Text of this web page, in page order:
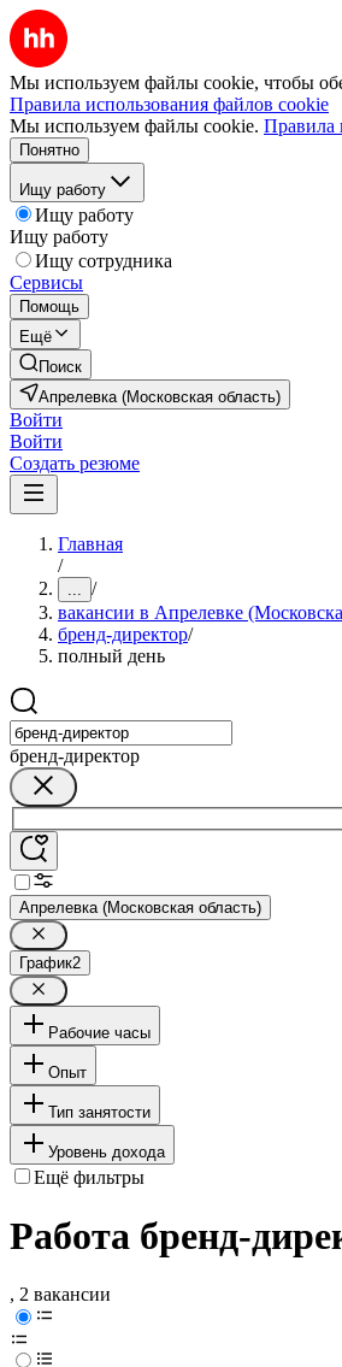
Мы используем файлы cookie, чтобы
Правила использования файлов cookie
Мы используем файлы cookie. Правила
Понятно
Ищу работу
Ищу работу
Ищу работу
Ищу сотрудника
Сервисы
Помощь
Ещё
Поиск
Апрелевка (Московская область)
Войти
Войти
Создать резюме
Главная
/
... /
вакансии в Апрелевке
бренд-директор/
полный день
бренд-директор
Апрелевка (Московская область)
График2
Рабочие часы
Опыт
Тип занятости
Уровень дохода
Ещё фильтры
Работа бренд-
, 2 вакансии